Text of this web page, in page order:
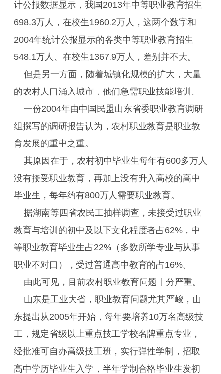
计公报数据显示，我国2013年中等职业教育招生
698.3万人，在校生1960.2万人，这两个数字和
2004年统计公报显示的各类中等职业教育招生
548.1万人、在校生1367.9万人，差别并不大。
但是另一方面，随着城镇化规模的扩大，大量
的农村人口涌入城市，他们急需职业技能培训。
一份2004年由中国民盟山东省委职业教育调研
组撰写的调研报告认为，农村职业教育是职业教
育发展的重中之重。
其原因在于，农村初中毕业生每年有600多万人
没有接受职业教育，再加上没有升入高校的高中
毕业生，每年约有800万人需要职业教育。
据湖南等四省农民工抽样调查，未接受过职业
教育与培训的初中及以下文化程度者占62%，中
等职业教育毕业生占22%（多数所学专业与从事
职业不对口），受过普通高中教育的占16%。
由此可见，目前农村职业教育问题十分严重。
山东是工业大省，职业教育问题尤其严峻，山
东提出从2005年开始，每年要培养10万名高级技
工，规定省级以上重点技工学校名牌重点专业，
经批准可自办高级技工班，实行弹性学制，招取
高中学历毕业生入学，半年学制合格毕业生发初